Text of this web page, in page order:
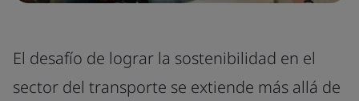
El desafío de lograr la sostenibilidad en el
sector del transporte se extiende más allá de